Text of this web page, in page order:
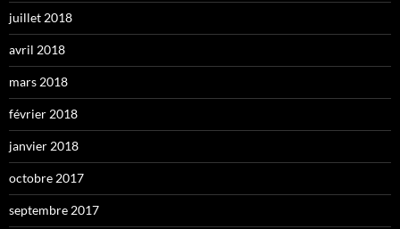
juillet 2018
avril 2018
mars 2018
février 2018
janvier 2018
octobre 2017
septembre 2017